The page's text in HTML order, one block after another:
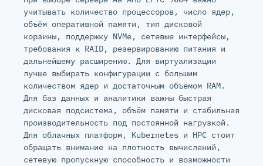
учитывать количество процессоров, число ядер,
объём оперативной памяти, тип дисковой
корзины, поддержку NVMe, сетевые интерфейсы,
требования к RAID, резервированию питания и
дальнейшему расширению. Для виртуализации
лучше выбирать конфигурации с большим
количеством ядер и достаточным объёмом RAM.
Для баз данных и аналитики важны быстрая
дисковая подсистема, объём памяти и стабильная
производительность под постоянной нагрузкой.
Для облачных платформ, Kubernetes и HPC стоит
обращать внимание на плотность вычислений,
сетевую пропускную способность и возможности